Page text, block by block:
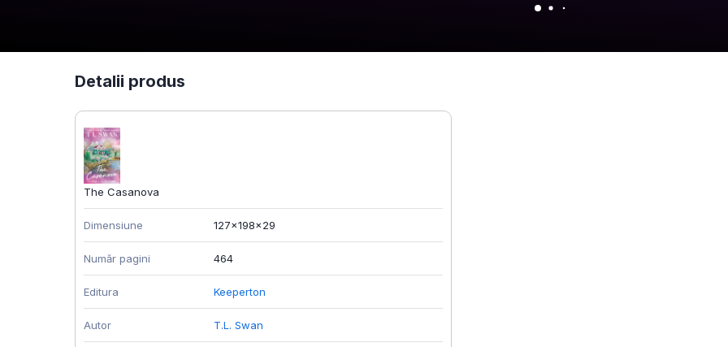
Detalii produs
The Casanova
Dimensiune 127x198x29
Număr pagini 464
Editura Keeperton
Autor T.L. Swan